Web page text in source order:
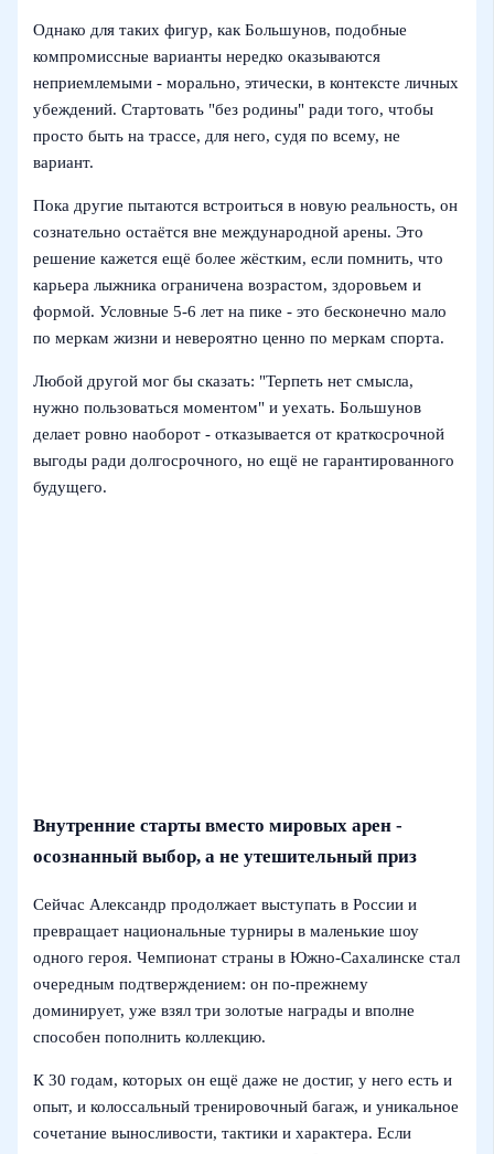
Однако для таких фигур, как Большунов, подобные
компромиссные варианты нередко оказываются
неприемлемыми - морально, этически, в контексте личных
убеждений. Стартовать "без родины" ради того, чтобы
просто быть на трассе, для него, судя по всему, не
вариант.
Пока другие пытаются встроиться в новую реальность, он
сознательно остаётся вне международной арены. Это
решение кажется ещё более жёстким, если помнить, что
карьера лыжника ограничена возрастом, здоровьем и
формой. Условные 5-6 лет на пике - это бесконечно мало
по меркам жизни и невероятно ценно по меркам спорта.
Любой другой мог бы сказать: "Терпеть нет смысла,
нужно пользоваться моментом" и уехать. Большунов
делает ровно наоборот - отказывается от краткосрочной
выгоды ради долгосрочного, но ещё не гарантированного
будущего.
Внутренние старты вместо мировых арен -
осознанный выбор, а не утешительный приз
Сейчас Александр продолжает выступать в России и
превращает национальные турниры в маленькие шоу
одного героя. Чемпионат страны в Южно‑Сахалинске стал
очередным подтверждением: он по‑прежнему
доминирует, уже взял три золотые награды и вполне
способен пополнить коллекцию.
К 30 годам, которых он ещё даже не достиг, у него есть и
опыт, и колоссальный тренировочный багаж, и уникальное
сочетание выносливости, тактики и характера. Если